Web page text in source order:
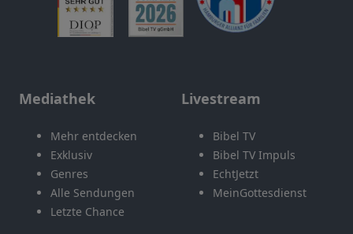
Mediathek
Mehr entdecken
Exklusiv
Genres
Alle Sendungen
Letzte Chance
Livestream
Bibel TV
Bibel TV Impuls
EchtJetzt
MeinGottesdienst